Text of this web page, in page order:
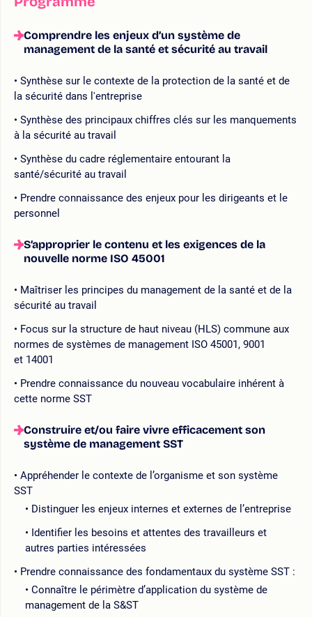
Comprendre les enjeux d’un système de
management de la santé et sécurité au travail
Synthèse sur le contexte de la protection de la santé et de
la sécurité dans l'entreprise
Synthèse des principaux chiffres clés sur les manquements
à la sécurité au travail
Synthèse du cadre réglementaire entourant la
santé/sécurité au travail
Prendre connaissance des enjeux pour les dirigeants et le
personnel
S’approprier le contenu et les exigences de la
nouvelle norme ISO 45001
Maîtriser les principes du management de la santé et de la
sécurité au travail
Focus sur la structure de haut niveau (HLS) commune aux
normes de systèmes de management ISO 45001, 9001
et 14001
Prendre connaissance du nouveau vocabulaire inhérent à
cette norme SST
Construire et/ou faire vivre efficacement son
système de management SST
Appréhender le contexte de l’organisme et son système
SST
Distinguer les enjeux internes et externes de l’entreprise
Identifier les besoins et attentes des travailleurs et
autres parties intéressées
Prendre connaissance des fondamentaux du système SST :
Connaître le périmètre d’application du système de
management de la S&ST